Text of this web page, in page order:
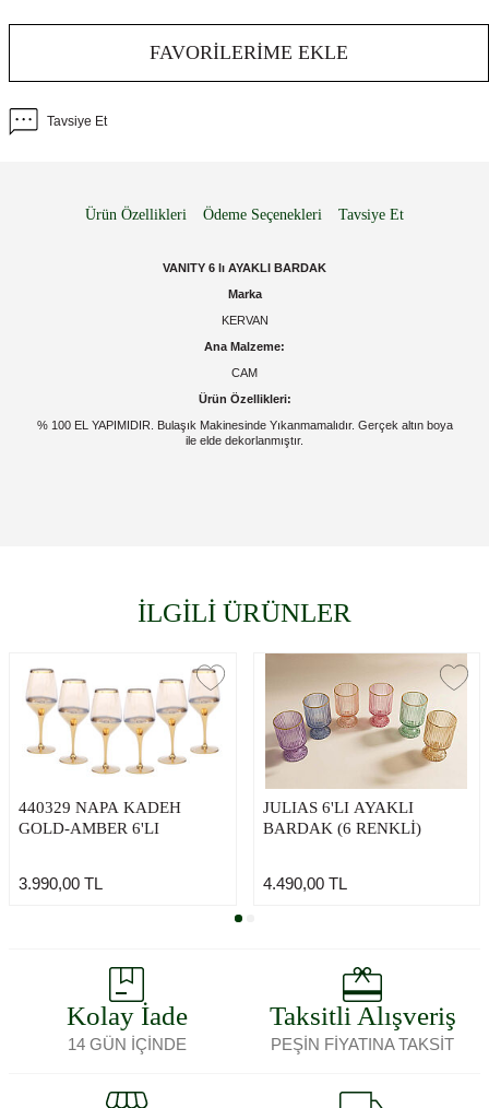
FAVORILERIME EKLE
Tavsiye Et
Ürün Özellikleri Ödeme Seçenekleri Tavsiye Et
VANITY 6 lı AYAKLI BARDAK
Marka
KERVAN
Ana Malzeme:
CAM
Ürün Özellikleri:
% 100 EL YAPIMIDIR. Bulaşık Makinesinde Yıkanmamalıdır. Gerçek altın boya
ile elde dekorlanmıştır.
İLGİLİ ÜRÜNLER
440329 NAPA KADEH
GOLD-AMBER 6'LI
3.990,00 TL
JULIAS 6'LI AYAKLI
BARDAK (6 RENKLİ)
4.490,00TL
Kolay İade
14 GÜN İÇİNDE
Taksitli Alışveriş
PEŞİN FİYATINA TAKSİT